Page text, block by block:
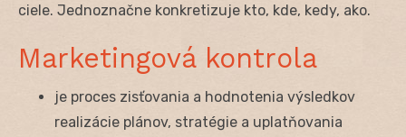
ciele. Jednoznačne konkretizuje kto, kde, kedy, ako.
Marketingová kontrola
je proces zisťovania a hodnotenia výsledkov
realizácie plánov, stratégie a uplatňovania